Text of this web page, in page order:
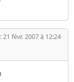
21 févr. 2007 à 12:24